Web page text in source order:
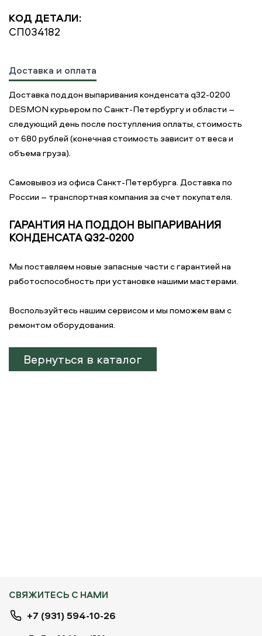
КОД ДЕТАЛИ:
СП034182
Доставка и оплата
Доставка поддон выпаривания конденсата q32-0200
DESMON курьером по Санкт-Петербургу и области –
следующий день после поступления оплаты, стоимость
от 680 рублей (конечная стоимость зависит от веса и
объема груза).
Самовывоз из офиса Санкт-Петербурга. Доставка по
России – транспортная компания за счет покупателя.
ГАРАНТИЯ НА ПОДДОН ВЫПАРИВАНИЯ
КОНДЕНСАТА Q32-0200
Мы поставляем новые запасные части с гарантией на
работоспособность при установке нашими мастерами.
Воспользуйтесь нашим сервисом и мы поможем вам с
ремонтом оборудования.
Вернуться в каталог
СВЯЖИТЕСЬ С НАМИ
+7 (931) 594-10-26